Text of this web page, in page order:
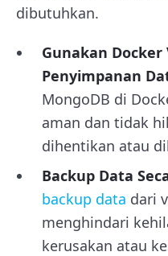
dibutuhkan.
Gunakan
Penyimpanan
MongoDB di
aman dan tidak
dihentikan atau
Backup Data
backup data dari
menghindari
kerusakan atau